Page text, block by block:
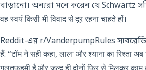
বাড়ানো। অন্যরা মনে করেন যে Schwartz
वह स्वयं किसी भी विवाद से दूर रहना चाहते हों।
Reddit-এর r/VanderpumpRules
हैं: “टॉम ने सही कहा, लाला और श्याना का